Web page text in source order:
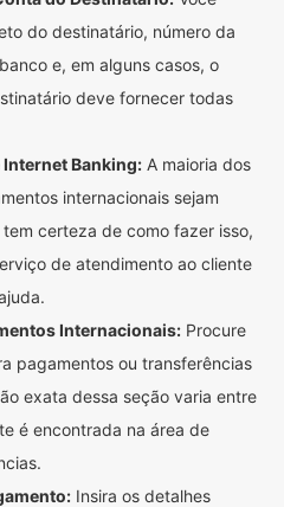
do destinatário, número da
e, em alguns casos, o
deve fornecer todas
Internet Banking: A maioria dos
internacionais sejam
certeza de como fazer isso,
de atendimento ao cliente
Internacionais: Procure
pagamentos ou transferências
exata dessa seção varia entre
é encontrada na área de
Insira os detalhes